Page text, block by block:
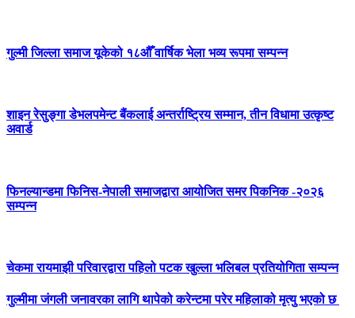
गुल्मी जिल्ला समाज यूकेको १८औँ वार्षिक भेला भव्य रूपमा सम्पन्न
शाइन रेसुङ्गा डेभलपमेन्ट बैंकलाई अन्तर्राष्ट्रिय सम्मान, तीन विधामा उत्कृष्ट
अवार्ड
फिनल्यान्डमा फिनिस-नेपाली समाजद्वारा आयोजित समर पिकनिक -२०२६
सम्पन्न
चेकमा रायमाझी परिवारद्वारा पहिलो पटक खुल्ला भलिबल प्रतियोगिता सम्पन्न
गुल्मीमा जंगली जनावरका लागि थापेको करेन्टमा परेर महिलाको मृत्यु भएको छ